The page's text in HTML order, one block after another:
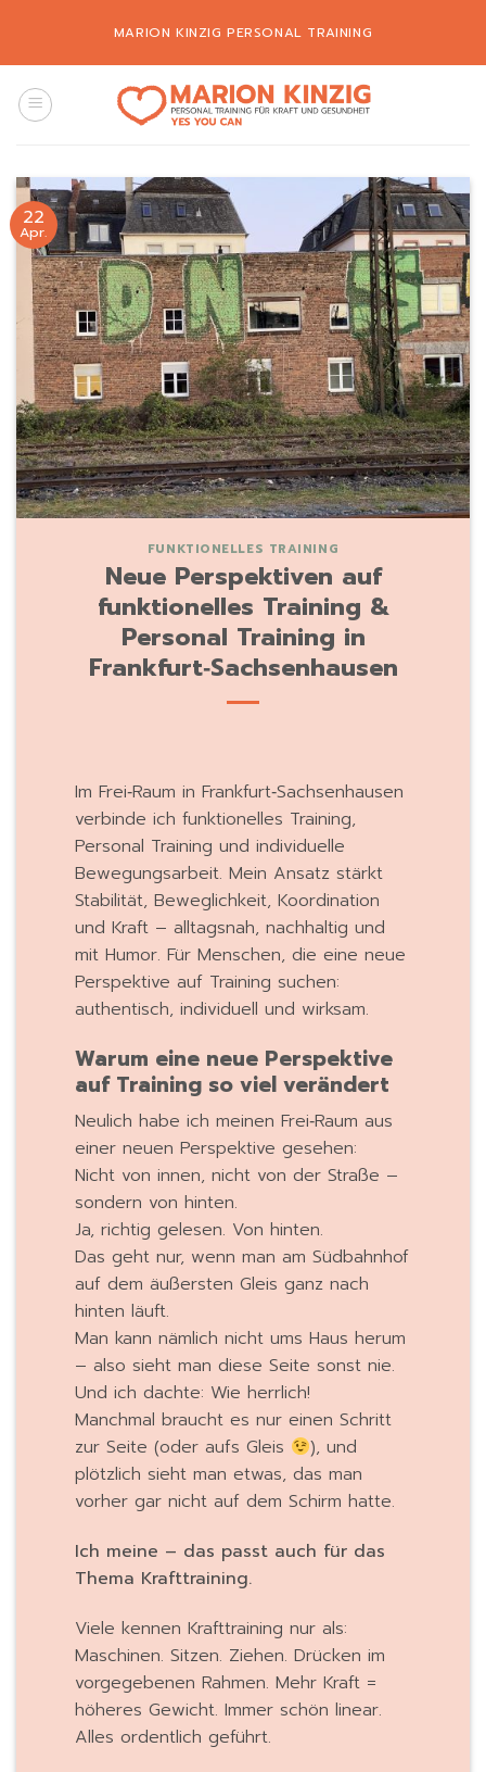
springen
MARION KINZIG PERSONAL TRAINING
22
Apr.
FUNKTIONELLES TRAINING
Neue Perspektiven auf
funktionelles Training &
Personal Training in
Frankfurt‑Sachsenhausen
Im Frei‑Raum in Frankfurt‑Sachsenhausen
verbinde ich funktionelles Training,
Personal Training und individuelle
Bewegungsarbeit. Mein Ansatz stärkt
Stabilität, Beweglichkeit, Koordination
und Kraft – alltagsnah, nachhaltig und
mit Humor. Für Menschen, die eine neue
Perspektive auf Training suchen:
authentisch, individuell und wirksam.
Warum eine neue Perspektive
auf Training so viel verändert
Neulich habe ich meinen Frei‑Raum aus
einer neuen Perspektive gesehen:
Nicht von innen, nicht von der Straße –
sondern von hinten.
Ja, richtig gelesen. Von hinten.
Das geht nur, wenn man am Südbahnhof
auf dem äußersten Gleis ganz nach
hinten läuft.
Man kann nämlich nicht ums Haus herum
– also sieht man diese Seite sonst nie.
Und ich dachte: Wie herrlich!
Manchmal braucht es nur einen Schritt
zur Seite (oder aufs Gleis
), und
plötzlich sieht man etwas, das man
vorher gar nicht auf dem Schirm hatte.
Ich meine – das passt auch für das
Thema Krafttraining.
Viele kennen Krafttraining nur als:
Maschinen. Sitzen. Ziehen. Drücken im
vorgegebenen Rahmen. Mehr Kraft =
höheres Gewicht. Immer schön linear.
Alles ordentlich geführt.